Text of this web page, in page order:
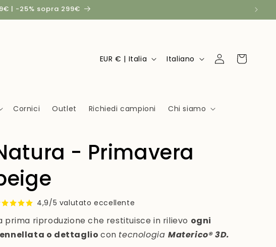
| -25% sopra 299€
Cornici Outlet Richiedi campioni Chi siamo
P
s
A
a
e
EUR € | Italia
g
Italiano Accedi Carrello
- Primavera
4,9/5 valutato eccellente
prima riproduzione che restituisce in rilievo ogni
o dettaglio con tecnologiaMaterico® 3D.